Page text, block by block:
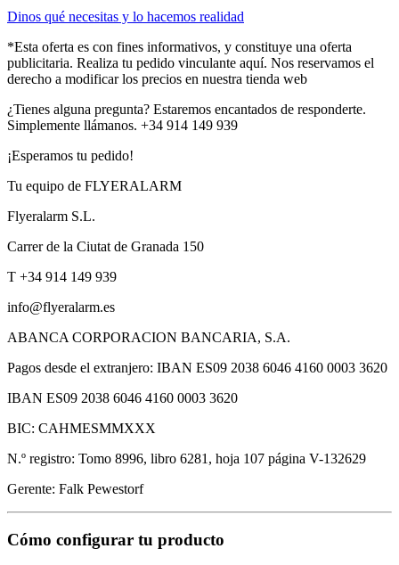
Dinos qué necesitas y lo hacemos realidad
*Esta oferta es con fines informativos, y constituye una oferta
publicitaria. Realiza tu pedido vinculante aquí. Nos reservamos el
derecho a modificar los precios en nuestra tienda web
¿Tienes alguna pregunta? Estaremos encantados de responderte.
Simplemente llámanos. +34 914 149 939
¡Esperamos tu pedido!
Tu equipo de FLYERALARM
Flyeralarm S.L.
Carrer de la Ciutat de Granada 150
T +34 914 149 939
info@flyeralarm.es
ABANCA CORPORACION BANCARIA, S.A.
Pagos desde el extranjero: IBAN ES09 2038 6046 4160 0003 3620
IBAN ES09 2038 6046 4160 0003 3620
BIC: CAHMESMMXXX
N.º registro: Tomo 8996, libro 6281, hoja 107 página V-132629
Gerente: Falk Pewestorf
Cómo configurar tu producto